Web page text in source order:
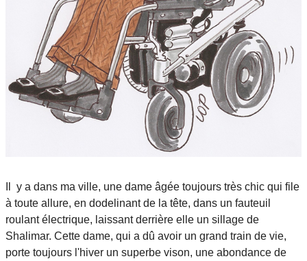
Il y a dans ma ville, une dame âgée toujours très chic qui file
à toute allure, en dodelinant de la tête, dans un fauteuil
roulant électrique, laissant derrière elle un sillage de
Shalimar. Cette dame, qui a dû avoir un grand train de vie,
porte toujours l'hiver un superbe vison, une abondance de